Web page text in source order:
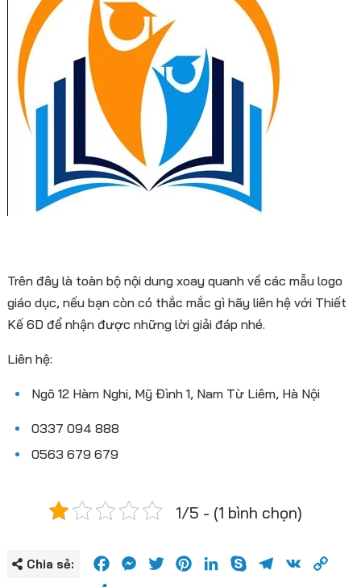
Trên đây là toàn bộ nội dung xoay quanh về các mẫu logo
giáo dục, nếu bạn còn có thắc mắc gì hãy liên hệ với Thiết
Kế 6D để nhận được những lời giải đáp nhé.
Liên hệ:
Ngõ 12 Hàm Nghi, Mỹ Đình 1, Nam Từ Liêm, Hà Nội
0337 094 888
0563 679 679
1/5 - (1 bình chọn)
Chia sẻ: FacebookMessenger
TwitterPinterestLinkedIn
Skype Telegram
VK